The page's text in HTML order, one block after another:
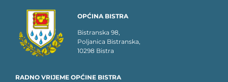
OPĆINA BISTRA
Bistranska 98,
Poljanica Bistranska,
10298 Bistra
RADNO VRIJEME OPĆINE BISTRA